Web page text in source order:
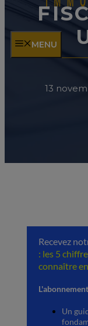
MENU
13